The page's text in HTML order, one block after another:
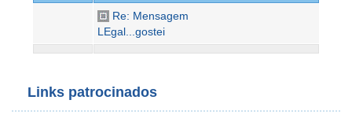
Re: Mensagem
LEgal...gostei
Links patrocinados